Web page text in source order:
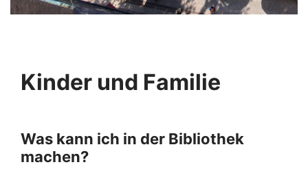
Kinder und Familie
Was kann ich in der Bibliothek
machen?